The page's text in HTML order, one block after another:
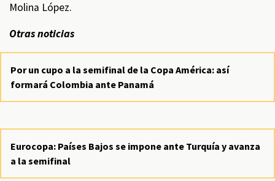
Molina López.
Otras noticias
Por un cupo a la semifinal de la Copa América: así
formará Colombia ante Panamá
Eurocopa: Países Bajos se impone ante Turquía y avanza
a la semifinal